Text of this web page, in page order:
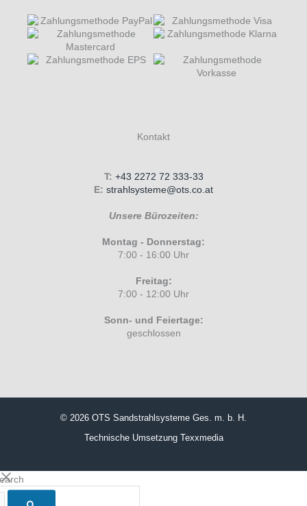
Kontakt
T: +43 2272 72 333-33
E: strahlsysteme@ots.co.at
Unsere Bürozeiten:
Montag - Donnerstag:
7:00 - 16:00 Uhr
Freitag:
7:00 - 12:00 Uhr
Sonn- und Feiertage:
geschlossen
© 2026 OTS Sandstrahlsysteme Ges. m. b. H.
Technische Umsetzung Texxmedia